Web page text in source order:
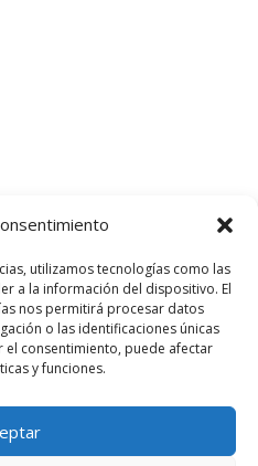
utilizamos tecnologías como las
a la información del dispositivo. El
nos permitirá procesar datos
o las identificaciones únicas
consentimiento, puede afectar
y funciones.